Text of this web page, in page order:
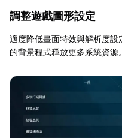
調整遊戲圖形設定
適度降低畫面特效與解析度
的背景程式釋放更多系統資源。